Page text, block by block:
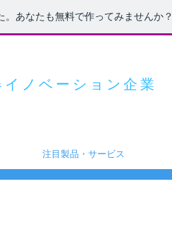
。あなたも無料で作ってみませんか？
イノベーション企業
注目製品・サービス